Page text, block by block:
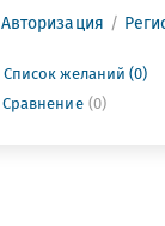
Авторизация
Список желаний (0)
Сравнение (0)